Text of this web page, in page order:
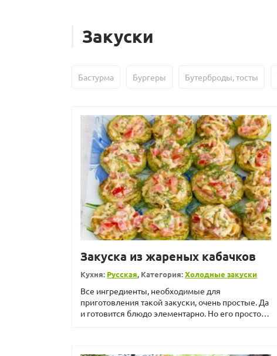
Закуски
Бастурма Бургеры Бутерброды, тосты
Закуска из жареных кабачков
Кухня: Русская, Категория:Холодные закуски
Все ингредиенты, необходимые для
приготовления такой закуски, очень простые. Да
и готовится блюдо элементарно. Но его простота